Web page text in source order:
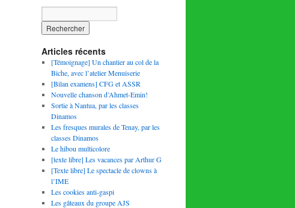
Articles récents
[Témoignage] Un chantier au col de la
Biche, avec l’atelier Menuiserie
[Bilan examens] CFG et ASSR
Nouvelle chanson d’Ahmet-Emin!
Sortie à Nantua, par les classes
Dinamos
Les fresques murales de Tenay, par les
classes Dinamos
Le hibou multicolore
[texte libre] Les vacances par Arthur G
[Texte libre] Le spectacle de clowns à
l’IME
Les cookies anti-gaspi
Les gâteaux du groupe AJS